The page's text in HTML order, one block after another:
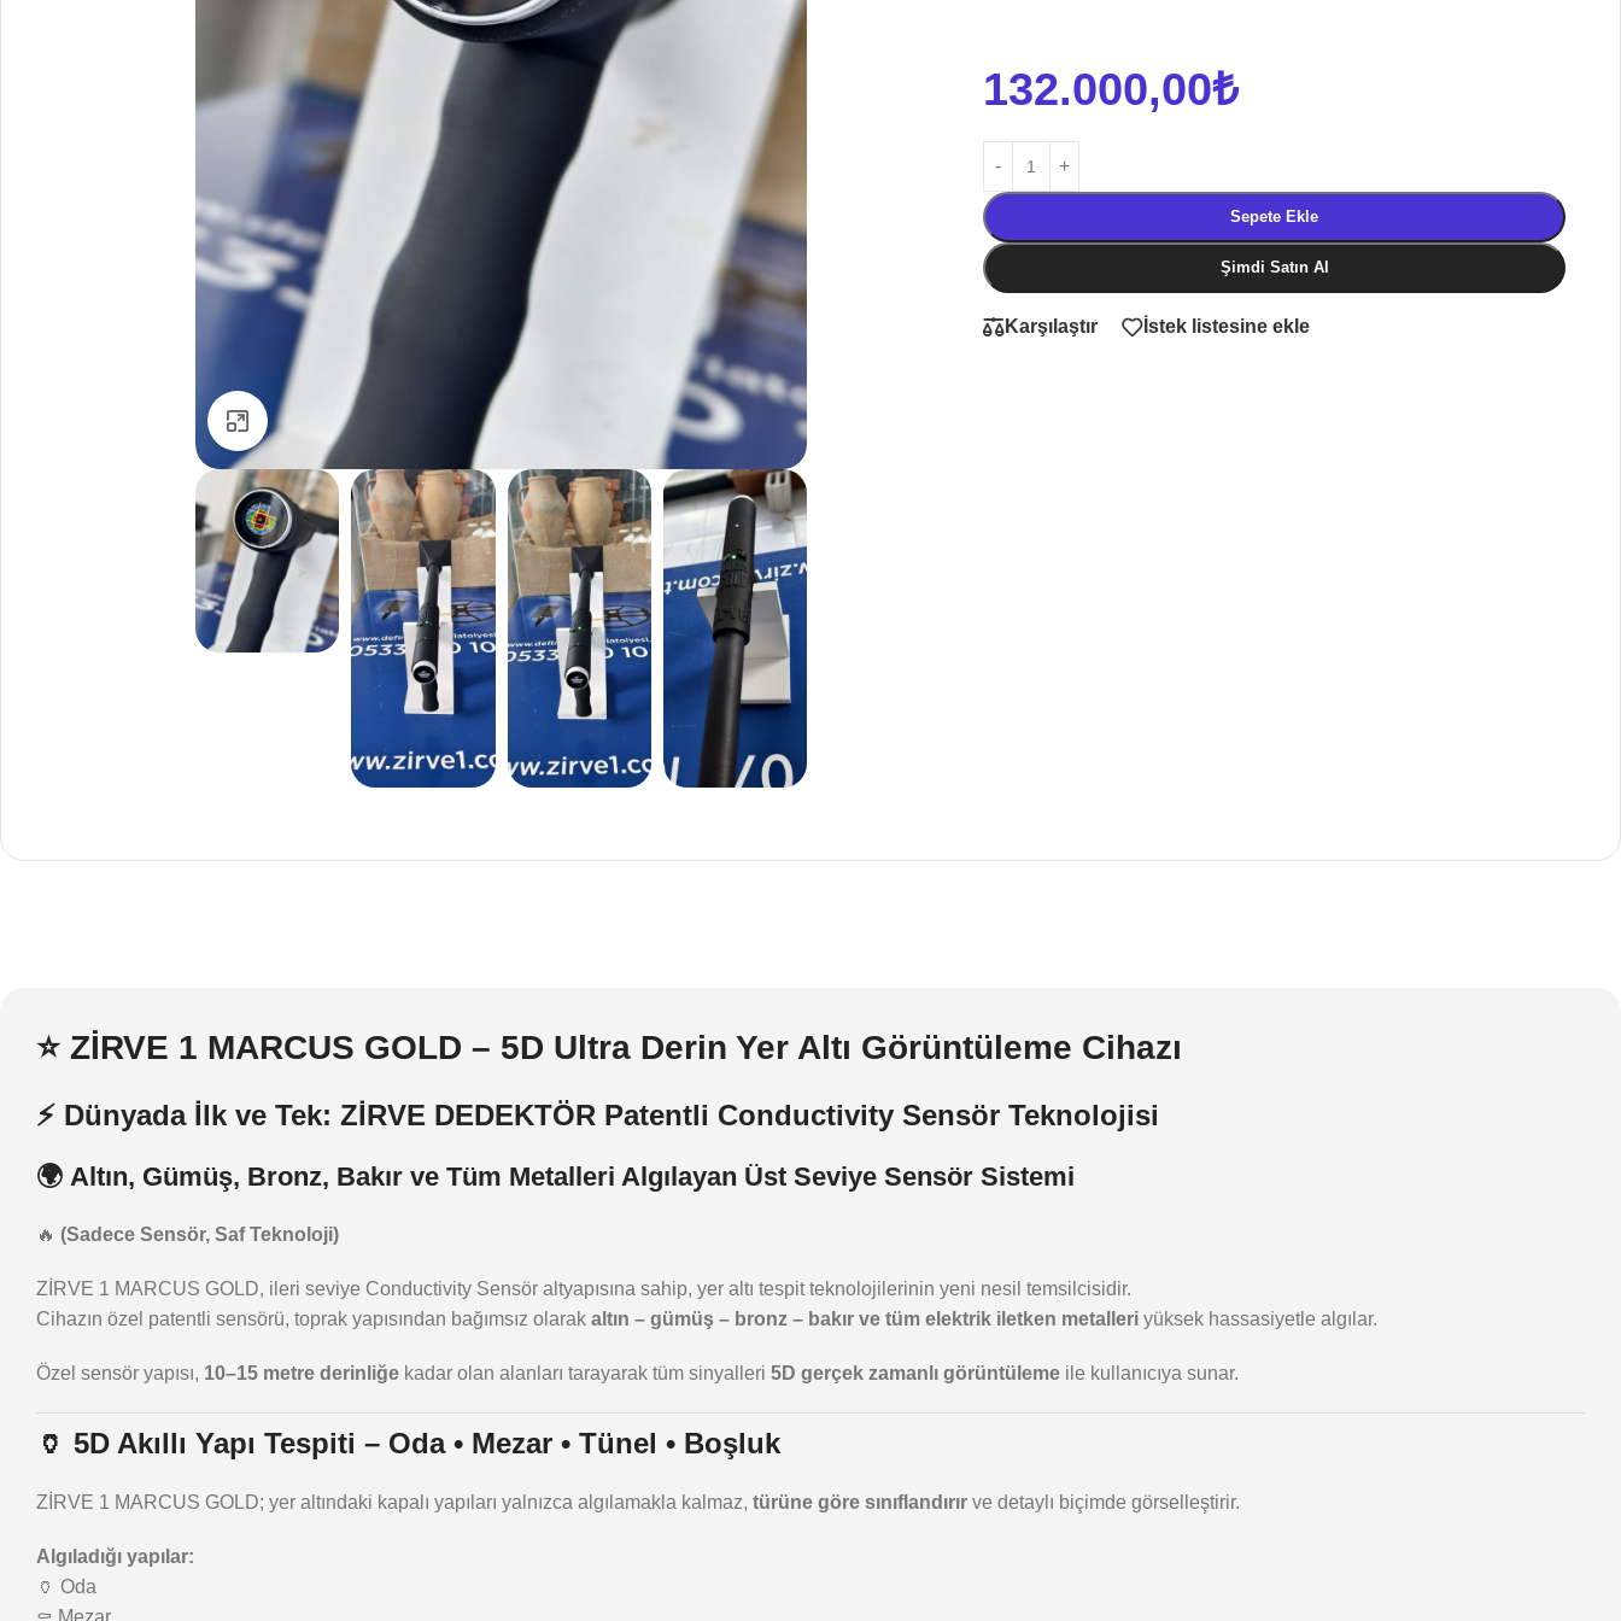
Büyütmek için tıklayın
132.000,00₺
Sepete Ekle
Şimdi Satın Al
Karşılaştır İstek listesine ekle
⭐ ZİRVE 1 MARCUS GOLD – 5D Ultra Derin Yer Altı Görüntüleme Cihazı
⚡ Dünyada İlk ve Tek: ZİRVE DEDEKTÖR Patentli Conductivity Sensör Teknolojisi
🌍 Altın, Gümüş, Bronz, Bakır ve Tüm Metalleri Algılayan Üst Seviye Sensör Sistemi
🔥 (Sadece Sensör, Saf Teknoloji)
ZİRVE 1 MARCUS GOLD, ileri seviye Conductivity Sensör altyapısına sahip, yer altı tespit teknolojilerinin yeni nesil temsilcisidir.
Cihazın özel patentli sensörü, toprak yapısından bağımsız olarak altın – gümüş – bronz – bakır ve tüm elektrik iletken metalleri yüksek hassasiyetle algılar.
Özel sensör yapısı, 10–15 metre derinliğe kadar olan alanları tarayarak tüm sinyalleri 5D gerçek zamanlı görüntüleme ile kullanıcıya sunar.
🏺 5D Akıllı Yapı Tespiti – Oda • Mezar • Tünel • Boşluk
ZİRVE 1 MARCUS GOLD; yer altındaki kapalı yapıları yalnızca algılamakla kalmaz, türüne göre sınıflandırır ve detaylı biçimde görselleştirir.
Algıladığı yapılar:
🏺 Oda